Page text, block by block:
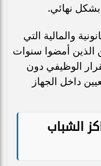
بشكل نهائي.
والمالية التي
الذين أمضوا سنوات
الوظيفي دون
داخل الجهاز
الشباب